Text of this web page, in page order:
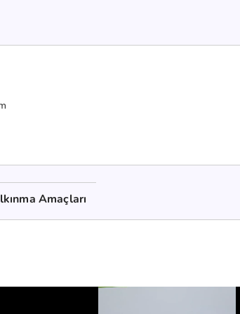
Amaçları